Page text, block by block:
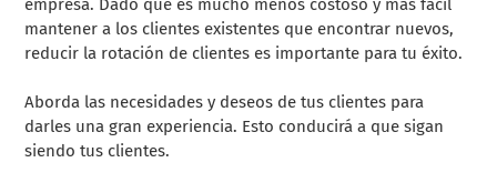
empresa. Dado que es mucho menos costoso y más fácil
mantener a los clientes existentes que encontrar nuevos,
reducir la rotación de clientes es importante para tu éxito.
Aborda las necesidades y deseos de tus clientes para
darles una gran experiencia. Esto conducirá a que sigan
siendo tus clientes.